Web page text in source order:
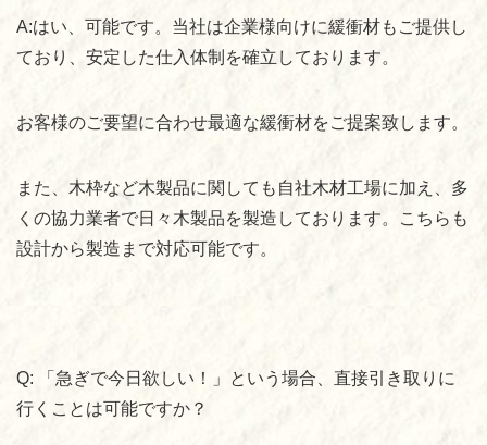
A:はい、可能です。当社は企業様向けに緩衝材もご提供し
ており、安定した仕入体制を確立しております。
お客様のご要望に合わせ最適な緩衝材をご提案致します。
また、木枠など木製品に関しても自社木材工場に加え、多
くの協力業者で日々木製品を製造しております。こちらも
設計から製造まで対応可能です。
Q:
「急ぎで今日欲しい！」という場合、直接引き取りに
行くことは可能ですか？